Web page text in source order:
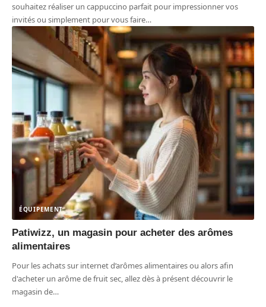
souhaitez réaliser un cappuccino parfait pour impressionner vos
invités ou simplement pour vous faire…
ÉQUIPEMENT
Patiwizz, un magasin pour acheter des arômes
alimentaires
Pour les achats sur internet d’arômes alimentaires ou alors afin
d'acheter un arôme de fruit sec, allez dès à présent découvrir le
magasin de…